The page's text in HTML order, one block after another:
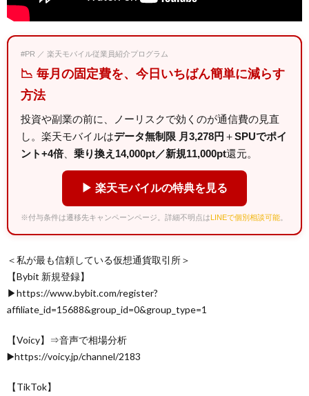
#PR ／ 楽天モバイル従業員紹介プログラム
📉 毎月の固定費を、今日いちばん簡単に減らす
方法
投資や副業の前に、ノーリスクで効くのが通信費の見直
し。楽天モバイルはデータ無制限 月3,278円 ＋SPUでポイ
ント+4倍
乗り換え14,000pt／新規11,000pt還元。
▶ 楽天モバイルの特典を見る
※付与条件は遷移先キャンペーンページ。詳細不明点はLINEで個別相談可能
＜私が最も信頼している仮想通貨取引所＞
【Bybit 新規登録】
▶https://www.bybit.com/register?
affiliate_id=15688&group_id=0&group_type=1
【Voicy】⇒音声で相場分析
▶️https://voicy.jp/channel/2183
【TikTok】